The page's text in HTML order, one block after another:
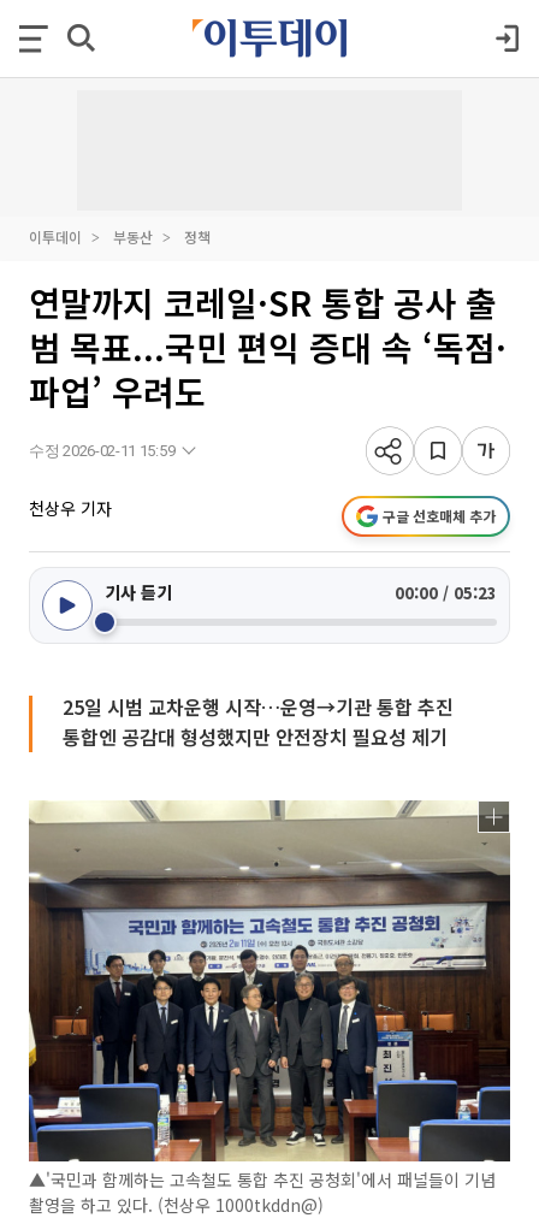
이투데이 부동산 정책
연말까지 코레일·SR 통합 공사 출
범 목표...국민 편익 증대 속 ‘독점·
파업’ 우려도
수정 2026-02-11 15:59
천상우 기자 구글 선호매체 추가
기사 듣기 00:00 / 05:23
25일 시범 교차운행 시작…운영→기관 통합 추진
통합엔 공감대 형성했지만 안전장치 필요성 제기
▲'국민과 함께하는 고속철도 통합 추진 공청회'에서 패널들이 기념
촬영을 하고 있다. (천상우 1000tkddn@)